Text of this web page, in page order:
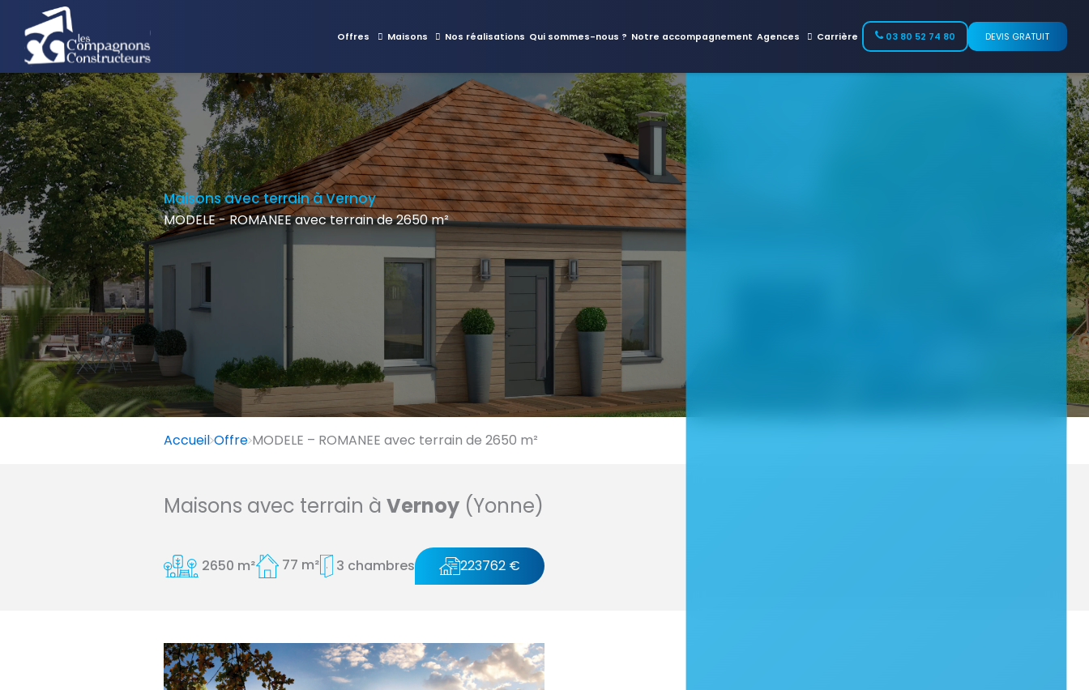
Offres Maisons Nos réalisations Qui sommes-nous ? Notre accompagnement Agences Carrière 03 80 52 74 80 DEVIS GRATUIT
Maisons avec terrain à Vernoy
MODELE - ROMANEE avec terrain de 2650 m²
Accueil Offre MODELE – ROMANEE avec terrain de 2650 m²
Maisons avec terrain à Vernoy(Yonne)
2650 m² 77 m² 3 chambres 223762 €